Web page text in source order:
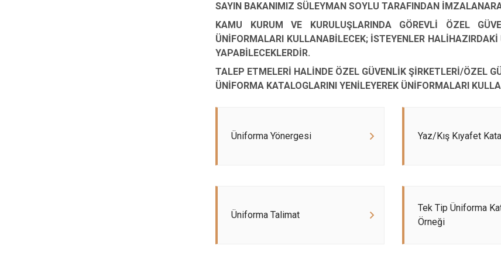
SAYIN BAKANIMIZ SÜLEYMAN SOYLU TARAFINDAN
KAMU KURUM VE KURULUŞLARINDA GÖREVLİ ÖZEL
ÜNİFORMALARI KULLANABİLECEK; İSTEYENLER
YAPABİLECEKLERDİR.
TALEP ETMELERİ HALİNDE ÖZEL GÜVENLİK ŞİRKETLERİ/ÖZEL
ÜNİFORMA KATALOGLARINI YENİLEYEREK ÜNİFORMALARI
Üniforma Yönergesi Yaz/Kış Kıyafet
Üniforma Talimat
Tek Tip Üniforma
Örneği